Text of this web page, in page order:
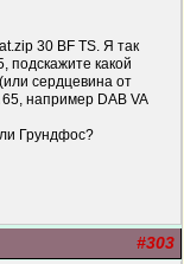
30 BF TS. Я так
подскажите какой
сердцевина от
65, например DAB VA
Грундфос?
#303